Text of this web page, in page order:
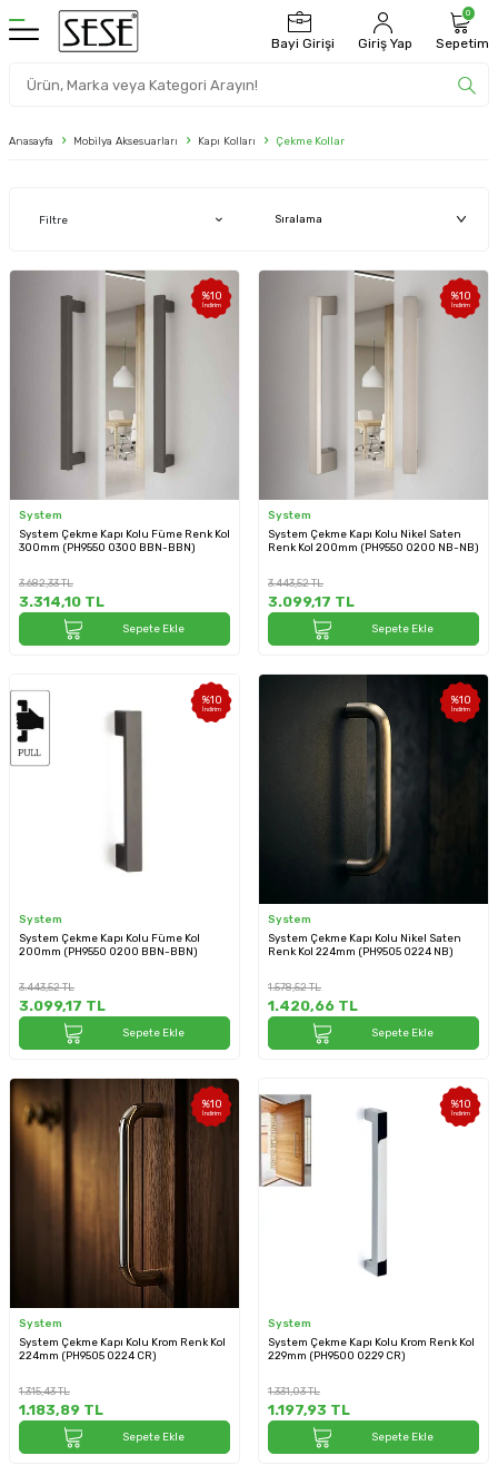
Bayi Girişi Giriş Yap
0
Sepetim
Anasayfa Mobilya Aksesuarları Kapı Kolları Çekme Kollar
Filtre
%10
İndirim
System
System Çekme Kapı Kolu Füme Renk Kol
300mm (PH9550 0300 BBN-BBN)
3.682,33TL
3.314,10 TL
Sepete Ekle
%10
İndirim
System
System Çekme Kapı Kolu Nikel Saten
Renk Kol 200mm (PH9550 0200 NB-NB)
3.443,52TL
3.099,17 TL
Sepete Ekle
%10
İndirim
System
System Çekme Kapı Kolu Füme Kol
200mm (PH9550 0200 BBN-BBN)
3.443,52TL
3.099,17 TL
Sepete Ekle
%10
İndirim
System
System Çekme Kapı Kolu Nikel Saten
Renk Kol 224mm (PH9505 0224 NB)
1.578,52TL
1.420,66 TL
Sepete Ekle
%10
İndirim
System
System Çekme Kapı Kolu Krom Renk Kol
224mm (PH9505 0224 CR)
1.315,43TL
1.183,89 TL
Sepete Ekle
%10
İndirim
System
System Çekme Kapı Kolu Krom Renk Kol
229mm (PH9500 0229 CR)
1.331,03TL
1.197,93 TL
Sepete Ekle